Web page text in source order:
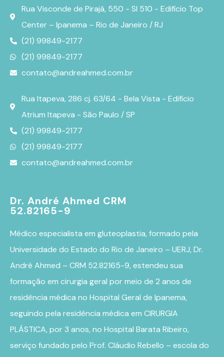
Rua Visconde de Pirajá, 550 - Sl 510 - Edifício Top
Center – Ipanema – Rio de Janeiro / RJ
(21) 99849-2177
(21) 99849-2177
contato@andreahmed.com.br
Rua Itapeva, 286 cj. 63/64 - Bela Vista - Edifício
Atrium Itapeva - São Paulo / SP
(21) 99849-2177
(21) 99849-2177
contato@andreahmed.com.br
Dr. André Ahmed CRM
52.82165-9
Médico especialista em gluteoplastia, formado pela
Universidade do Estado do Rio de Janeiro – UERJ, Dr.
André Ahmed – CRM 52.82165-9, estendeu sua
formação em cirurgia geral por meio de 2 anos de
residência médica no Hospital Geral de Ipanema,
seguindo pela residência médica em CIRURGIA
PLÁSTICA, por 3 anos, no Hospital Barata Ribeiro,
serviço fundado pelo Prof. Cláudio Rebello – escola do